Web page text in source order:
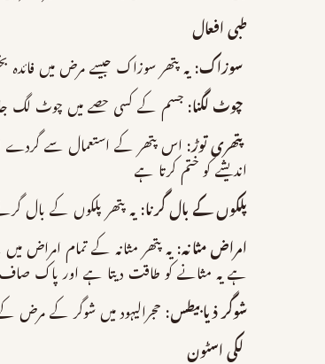
طبی افعال
سوزاک: یہ پتھر سوزاک جیسے مرض میں
چوٹ لگنا: جسم کے کسی حصے میں چوٹ لگ
پتھری توڑ: اس پتھر کے استعمال سے گردے
اندیشے کو ختم کرتا ہے
پلکوں کے بال گرنا: یہ پتھر پلکوں کے بال
امراض مثانه: یہ پتھر مثانہ کے تمام امراض
ہے یہ مثانے کو طاقت دیتا ہے اور پاک
شوگر ذیابیطس: حجرالیہود میں شوگر کے
لکی اسٹون